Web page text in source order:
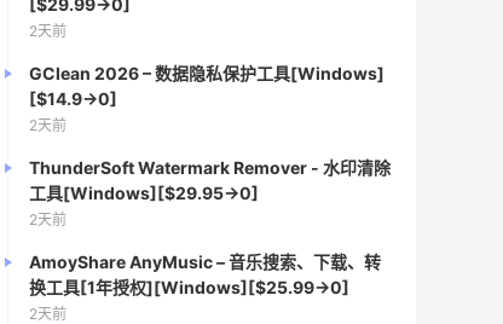
[$29.99→0]
2天前
GClean 2026 – 数据隐私保护工具[Windows]
[$14.9→0]
2天前
ThunderSoft Watermark Remover - 水印清除
工具[Windows][$29.95→0]
2天前
AmoyShare AnyMusic – 音乐搜索、下载、转
换工具[1年授权][Windows][$25.99→0]
2天前